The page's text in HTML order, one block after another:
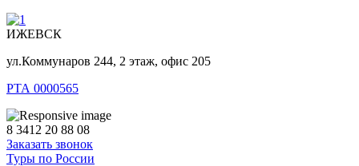
ИЖЕВСК
ул.Коммунаров 244, 2 этаж, офис 205
РТА 0000565
8 3412 20 88 08
Заказать звонок
Туры по России